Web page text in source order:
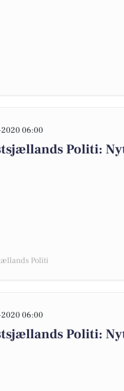
06:00
Politi:
Politi
06:00
Politi: